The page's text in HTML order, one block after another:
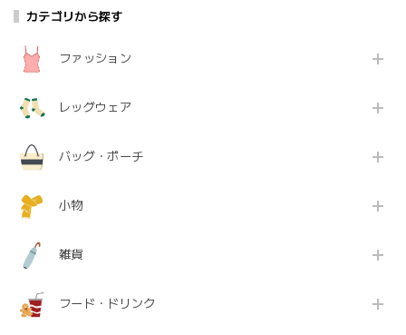
カテゴリから探す
ファッション
レッグウェア
バッグ・ポーチ
小物
雑貨
フード・ドリンク